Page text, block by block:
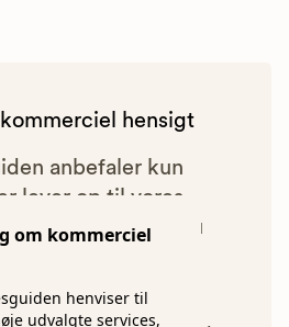
om kommerciel
henviser til
udvalgte services,
hensigt
anbefaler kun
lever op til vores
og kvalitetskrav. Du
vores krav
der lever op til